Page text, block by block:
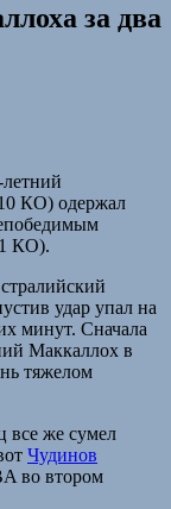
за два
КО) одержал
КО).
удар упал на
минут. Сначала
Маккаллох в
тяжелом
все же сумел
Чудинов
во втором